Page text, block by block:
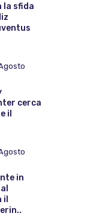
la sfida
cerca
il
in